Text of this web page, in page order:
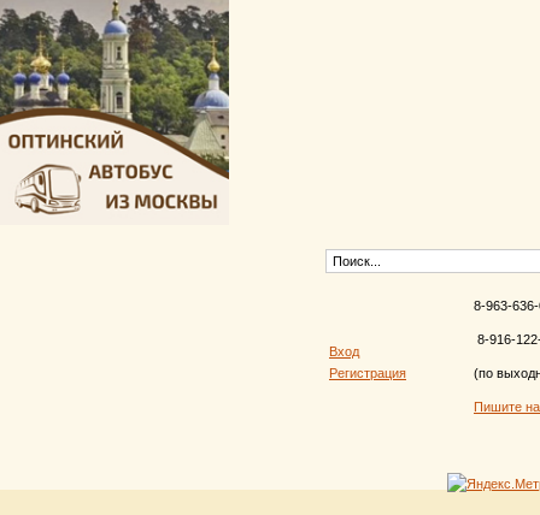
Вход
Регистрация
8-963-
8-916-
(по
Пишите